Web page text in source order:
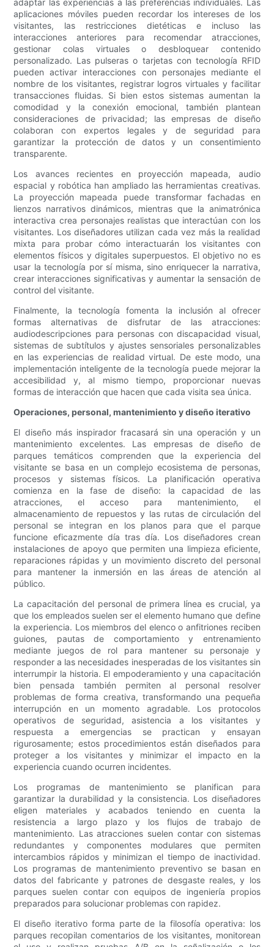
adaptar las experiencias a las preferencias individuales. Las
aplicaciones móviles pueden recordar los intereses de los
visitantes, las restricciones dietéticas e incluso las
interacciones anteriores para recomendar atracciones,
gestionar colas virtuales o desbloquear contenido
personalizado. Las pulseras o tarjetas con tecnología RFID
pueden activar interacciones con personajes mediante el
nombre de los visitantes, registrar logros virtuales y facilitar
transacciones fluidas. Si bien estos sistemas aumentan la
comodidad y la conexión emocional, también plantean
consideraciones de privacidad; las empresas de diseño
colaboran con expertos legales y de seguridad para
garantizar la protección de datos y un consentimiento
transparente.
Los avances recientes en proyección mapeada, audio
espacial y robótica han ampliado las herramientas creativas.
La proyección mapeada puede transformar fachadas en
lienzos narrativos dinámicos, mientras que la animatrónica
interactiva crea personajes realistas que interactúan con los
visitantes. Los diseñadores utilizan cada vez más la realidad
mixta para probar cómo interactuarán los visitantes con
elementos físicos y digitales superpuestos. El objetivo no es
usar la tecnología por sí misma, sino enriquecer la narrativa,
crear interacciones significativas y aumentar la sensación de
control del visitante.
Finalmente, la tecnología fomenta la inclusión al ofrecer
formas alternativas de disfrutar de las atracciones:
audiodescripciones para personas con discapacidad visual,
sistemas de subtítulos y ajustes sensoriales personalizables
en las experiencias de realidad virtual. De este modo, una
implementación inteligente de la tecnología puede mejorar la
accesibilidad y, al mismo tiempo, proporcionar nuevas
formas de interacción que hacen que cada visita sea única.
Operaciones, personal, mantenimiento y diseño iterativo
El diseño más inspirador fracasará sin una operación y un
mantenimiento excelentes. Las empresas de diseño de
parques temáticos comprenden que la experiencia del
visitante se basa en un complejo ecosistema de personas,
procesos y sistemas físicos. La planificación operativa
comienza en la fase de diseño: la capacidad de las
atracciones, el acceso para mantenimiento, el
almacenamiento de repuestos y las rutas de circulación del
personal se integran en los planos para que el parque
funcione eficazmente día tras día. Los diseñadores crean
instalaciones de apoyo que permiten una limpieza eficiente,
reparaciones rápidas y un movimiento discreto del personal
para mantener la inmersión en las áreas de atención al
público.
La capacitación del personal de primera línea es crucial, ya
que los empleados suelen ser el elemento humano que define
la experiencia. Los miembros del elenco o anfitriones reciben
guiones, pautas de comportamiento y entrenamiento
mediante juegos de rol para mantener su personaje y
responder a las necesidades inesperadas de los visitantes sin
interrumpir la historia. El empoderamiento y una capacitación
bien pensada también permiten al personal resolver
problemas de forma creativa, transformando una pequeña
interrupción en un momento agradable. Los protocolos
operativos de seguridad, asistencia a los visitantes y
respuesta a emergencias se practican y ensayan
rigurosamente; estos procedimientos están diseñados para
proteger a los visitantes y minimizar el impacto en la
experiencia cuando ocurren incidentes.
Los programas de mantenimiento se planifican para
garantizar la durabilidad y la consistencia. Los diseñadores
eligen materiales y acabados teniendo en cuenta la
resistencia a largo plazo y los flujos de trabajo de
mantenimiento. Las atracciones suelen contar con sistemas
redundantes y componentes modulares que permiten
intercambios rápidos y minimizan el tiempo de inactividad.
Los programas de mantenimiento preventivo se basan en
datos del fabricante y patrones de desgaste reales, y los
parques suelen contar con equipos de ingeniería propios
preparados para solucionar problemas con rapidez.
El diseño iterativo forma parte de la filosofía operativa: los
parques recopilan comentarios de los visitantes, monitorean